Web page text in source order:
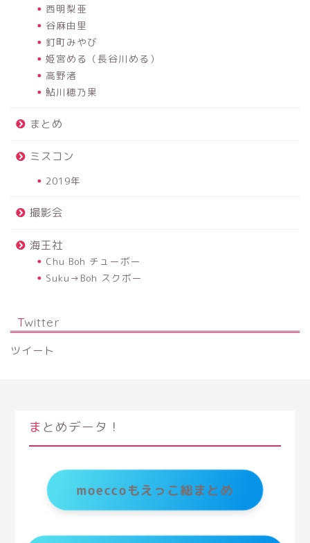
西明梨亜
谷麻由里
釘町みやび
姫宮める（長谷川める）
高野渚
鮎川穂乃果
まとめ
ミスコン
2019年
撮影会
海王社
Chu Boh チューボー
Suku→Boh スクボー
Twitter
ツイート
まとめデータ！
moeccoもえっこ総まとめ